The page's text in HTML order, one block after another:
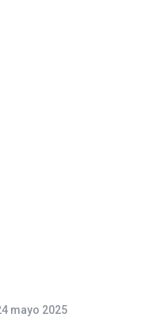
mayo 2025